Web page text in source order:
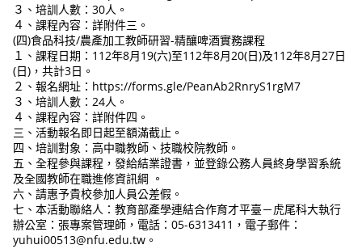
３、培訓人數：30人。
４、課程內容：詳附件三。
(四)食品科技/農產加工教師研習-精釀啤酒實務課程
１、課程日期：112年8月19(六)至112年8月20(日)及112年8月27日
(日)，共計3日。
２、報名網址：https://forms.gle/PeanAb2RnryS1rgM7
３、培訓人數：24人。
４、課程內容：詳附件四。
三、活動報名即日起至額滿截止。
四、培訓對象：高中職教師、技職校院教師。
五、全程參與課程，發給結業證書，並登錄公務人員終身學習系統
及全國教師在職進修資訊綱 。
六、請惠予貴校參加人員公差假。
七、本活動聯絡人：教育部產學連結合作育才平臺－虎尾科大執行
辦公室：張專案管理師，電話：05-6313411，電子郵件：
yuhui00513@nfu.edu.tw。